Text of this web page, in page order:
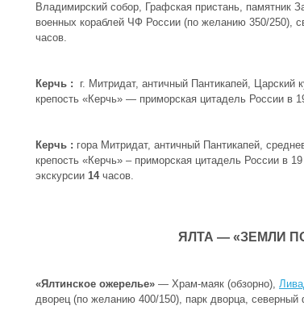
Владимирский собор, Графская пристань, памятник
военных кораблей ЧФ России (по желанию 350/250),
часов.
Керчь : г. Митридат, античный Пантикапей,
крепость «Керчь» — приморская цитадель России в
Керчь : гора Митридат, античный Пантикапей,
крепость «Керчь» – приморская цитадель России в
экскурсии 14часов.
ЯЛТА — «ЗЕМЛИ
«Ялтинское ожерелье» — Храм-маяк (обзорно),
дворец (по желанию 400/150), парк дворца,